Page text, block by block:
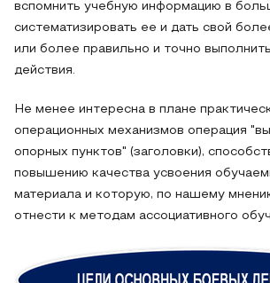
вспомнить учебную информацию в
систематизировать ее и дать свой
или более правильно и точно
действия.
Не менее интересна в плане
операционных механизмов операция
опорных пунктов" (заголовки),
повышению качества усвоения
материала и которую, по нашему
отнести к методам ассоциативного